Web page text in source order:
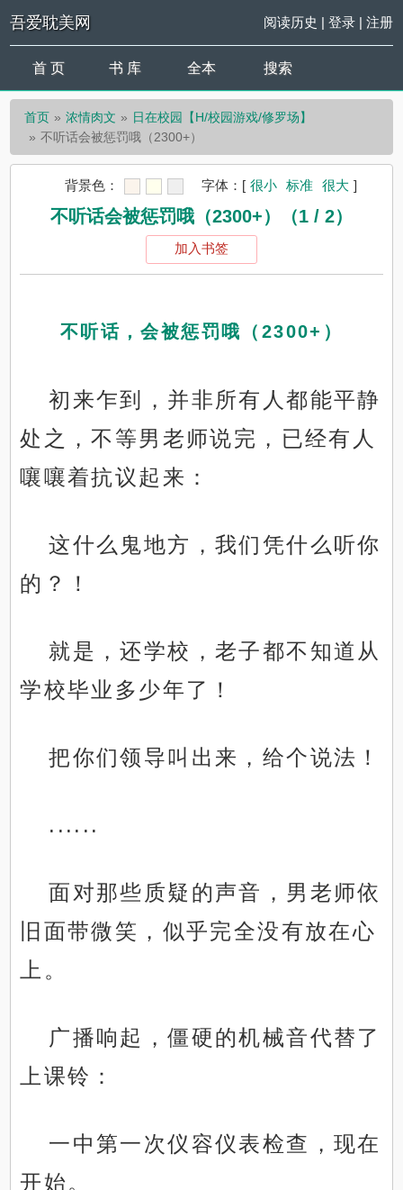
吾爱耽美网 阅读历史 | 登录| 注册
首 页 书 库 全本 搜索
首页 浓情肉文
日在校园【H/校园游戏/修罗场】
不听话会被惩罚哦（2300+）
背景色： 字体： [ 很小 标准 很大 ]
不听话会被惩罚哦（2300+）（1 / 2）
加入书签
不听话，会被惩罚哦（2300+）
初来乍到，并非所有人都能平静
处之，不等男老师说完，已经有人
嚷嚷着抗议起来：
这什么鬼地方，我们凭什么听你
的？！
就是，还学校，老子都不知道从
学校毕业多少年了！
把你们领导叫出来，给个说法！
......
面对那些质疑的声音，男老师依
旧面带微笑，似乎完全没有放在心
上。
广播响起，僵硬的机械音代替了
上课铃：
一中第一次仪容仪表检查，现在
开始。